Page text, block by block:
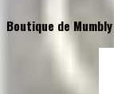
Boutique de Mumbly